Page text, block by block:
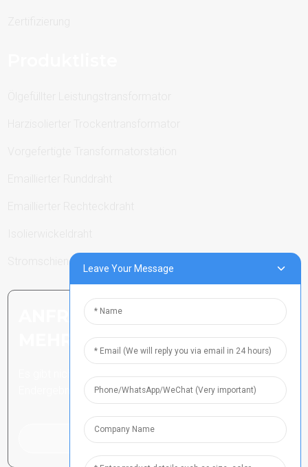
Stromschienen
ANFRAGE SENDEN: BEREIT,
MEHR ZU ERFAHREN
Es gibt nichts Besseres, als das
Endergebnis zu sehen.
Klicken Sie hier für eine Anfrage
Leave Your Message